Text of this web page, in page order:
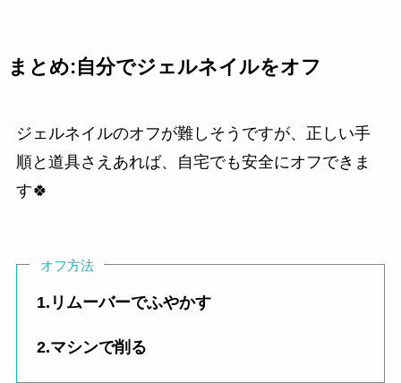
まとめ:自分でジェルネイルをオフ
ジェルネイルのオフが難しそうですが、正しい手
順と道具さえあれば、自宅でも安全にオフできま
す🍀
オフ方法
1.リムーバーでふやかす
2.マシンで削る